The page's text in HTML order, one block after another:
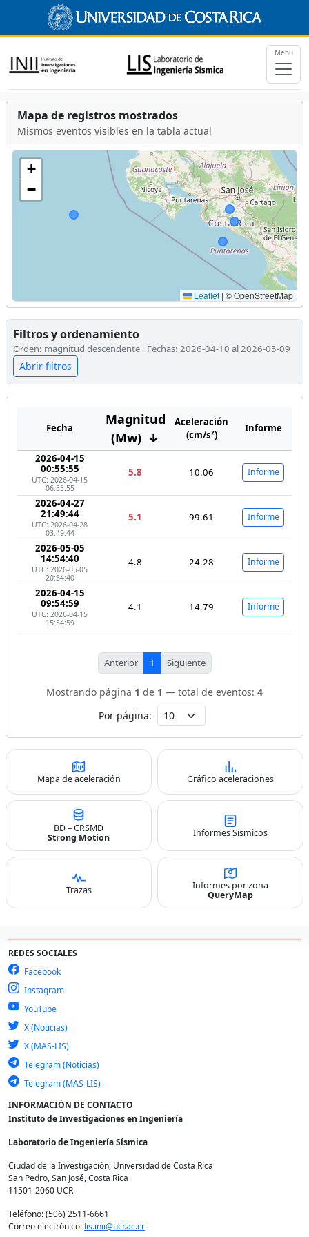
Menú
Mapa de registros mostrados
Mismos eventos visibles en la tabla actual
+
−
Leaflet | © OpenStreetMap
Filtros y ordenamiento
Orden: magnitud descendente · Fechas: 2026-04-10 al 2026-05-09
Abrir filtros
Fecha
Magnitud
(Mw) ↓
Aceleración
(cm/s²)
Informe
2026-04-15
00:55:55
UTC: 2026-04-15
06:55:55
5.8 10.06 Informe
2026-04-27
21:49:44
UTC: 2026-04-28
03:49:44
5.1 99.61 Informe
2026-05-05
14:54:40
UTC: 2026-05-05
20:54:40
4.8 24.28 Informe
2026-04-15
09:54:59
UTC: 2026-04-15
15:54:59
4.1 14.79 Informe
Anterior 1 Siguiente
Mostrando página 1 de 1 — total de eventos: 4
Por página:
Mapa de aceleración Gráfico aceleraciones
BD – CRSMD
Strong Motion
Informes Sísmicos
Trazas
Informes por zona
QueryMap
REDES SOCIALES
Facebook
Instagram
YouTube
X (Noticias)
X (MAS-LIS)
Telegram (Noticias)
Telegram (MAS-LIS)
INFORMACIÓN DE CONTACTO
Instituto de Investigaciones en Ingeniería
Laboratorio de Ingeniería Sísmica
Ciudad de la Investigación, Universidad de Costa Rica
San Pedro, San José, Costa Rica
11501-2060 UCR
Teléfono: (506) 2511-6661
Correo electrónico: lis.inii@ucr.ac.cr